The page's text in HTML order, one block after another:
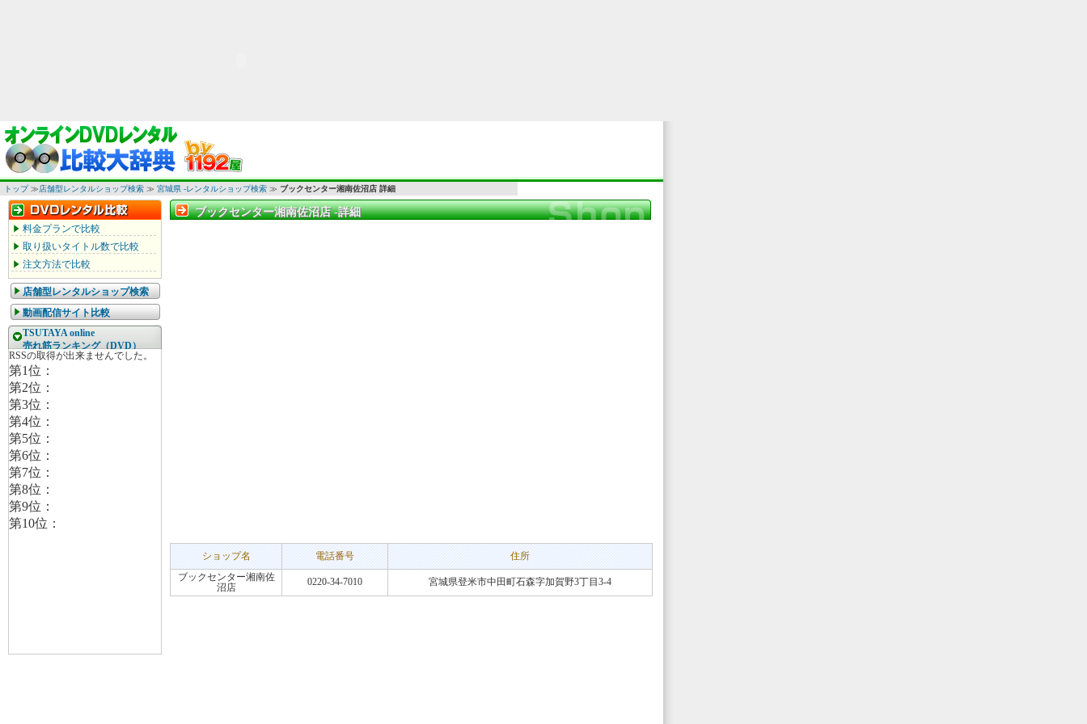
トップ≫店舗型レンタルショップ検索 ≫ 宮城県 -レンタルショップ検索 ≫ ブックセンター湘南佐沼店 詳細
料金プランで比較
取り扱いタイトル数で比較
注文方法で比較
店舗型レンタルショップ検索
動画配信サイト比較
TSUTAYA online
売れ筋ランキング（DVD）
ブックセンター湘南佐沼店 -詳細
ブックセンター湘南佐沼店 -詳細
ショップ名 電話番号
住所
ブックセンター湘南佐
沼店
0220-34-7010 宮城県登米市中田町石森字加賀野3丁目3-4